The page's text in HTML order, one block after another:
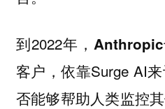
到2022年， Anthropic
客户，依靠Surge AI
否能够帮助人类监控